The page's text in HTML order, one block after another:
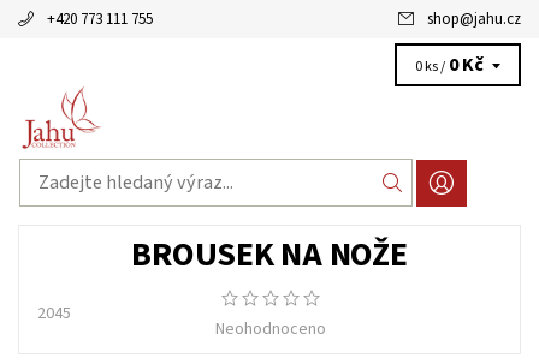
+420 773 111 755 shop@jahu.cz
0 ks / 0 Kč
BROUSEK NA NOŽE
2045
Neohodnoceno